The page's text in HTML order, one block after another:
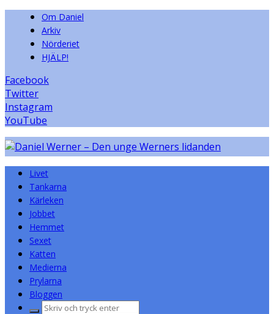
Om Daniel
Arkiv
Nörderiet
HJÄLP!
Facebook
Twitter
Instagram
YouTube
Livet
Tankarna
Kärleken
Jobbet
Hemmet
Sexet
Katten
Medierna
Prylarna
Bloggen
Sök